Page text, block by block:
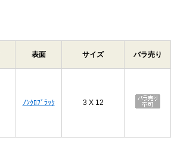
表面 サイズ バラ売り
ﾉﾝｸﾛﾌﾞﾗｯｸ 3 X 12